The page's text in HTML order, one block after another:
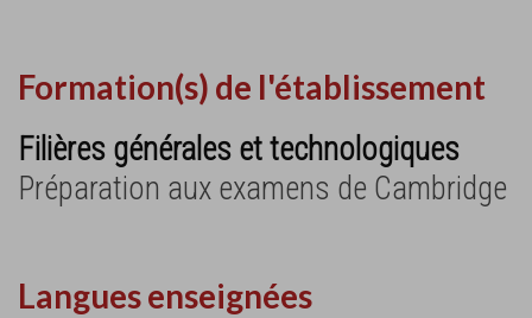
Formation(s) de l'établissement
Filières générales et technologiques
Préparation aux examens de Cambridge
Langues enseignées